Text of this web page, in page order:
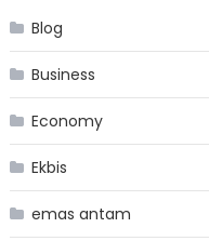
Blog
Business
Economy
Ekbis
emas antam